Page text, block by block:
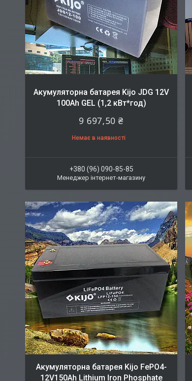
Акумуляторна батарея Kijo JDG 12V
100Ah GEL (1,2 кВт*год)
9 697,50 ₴
Немає в наявності
+380 (96) 090-85-85
Менеджер інтернет-магазину
Акумуляторна батарея Kijo FePO4-
12V150Ah Lithium Iron Phosphate